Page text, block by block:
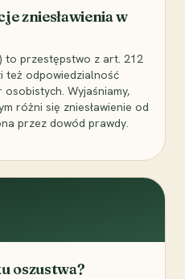
zniesławienia w
to przestępstwo z art. 212
też odpowiedzialność
Wyjaśniamy,
różni się zniesławienie od
przez dowód prawdy.
oszustwa?